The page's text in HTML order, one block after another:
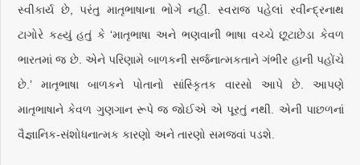
સ્વીકાર્ય છે, પરંતુ માતૃભાષાના ભોગે નહીં. સ્વરાજ પહેલાં રવીન્દ્રનાથ
ટાગોરે કહ્યું હતું કે ‘માતૃભાષા અને ભણવાની ભાષા વચ્ચે છૂટાછેડા કેવળ
ભારતમાં જ છે. એને પરિણામે બાળકની સર્જનાત્મકતાને ગંભીર હાની પહોંચે
છે.’ માતૃભાષા બાળકને પોતાનો સાંસ્કૃિતક વારસો આપે છે. આપણે
માતૃભાષાને કેવળ ગુણગાન રૂપે જ જોઈએ એ પૂરતું નથી. એની પાછળનાં
વૈજ્ઞાનિક-સંશોધનાત્મક કારણો અને તારણો સમજવાં પડશે.